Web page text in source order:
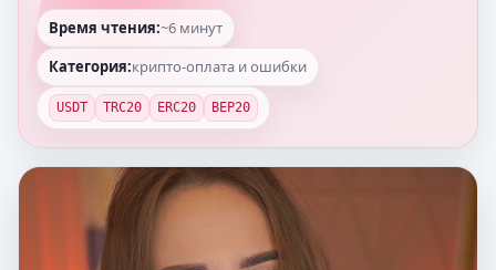
Время чтения:~6 минут
Категория:крипто-оплата и ошибки
USDT TRC20 ERC20 BEP20